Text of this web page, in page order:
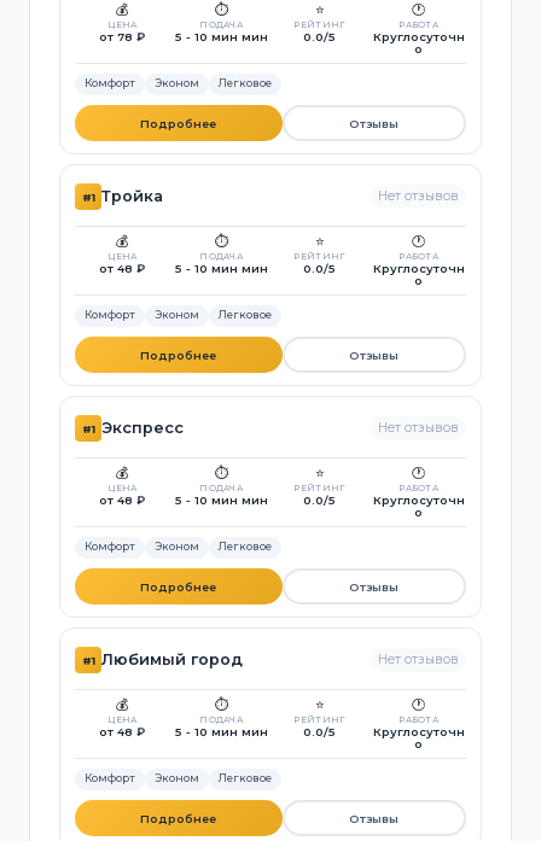
💰
ЦЕНА
от 78 ₽
⏱️
ПОДАЧА
5 - 10 мин мин
⭐
РЕЙТИНГ
0.0/5
🕐
РАБОТА
Круглосуточн
о
Комфорт Эконом Легковое
Подробнее Отзывы
#1 Тройка Нет отзывов
💰
ЦЕНА
от 48 ₽
⏱️
ПОДАЧА
5 - 10 мин мин
⭐
РЕЙТИНГ
0.0/5
🕐
РАБОТА
Круглосуточн
о
Комфорт Эконом Легковое
Подробнее Отзывы
#1 Экспресс Нет отзывов
💰
ЦЕНА
от 48 ₽
⏱️
ПОДАЧА
5 - 10 мин мин
⭐
РЕЙТИНГ
0.0/5
🕐
РАБОТА
Круглосуточн
о
Комфорт Эконом Легковое
Подробнее Отзывы
#1 Любимый город Нет отзывов
💰
ЦЕНА
от 48 ₽
⏱️
ПОДАЧА
5 - 10 мин мин
⭐
РЕЙТИНГ
0.0/5
🕐
РАБОТА
Круглосуточн
о
Комфорт Эконом Легковое
Подробнее Отзывы